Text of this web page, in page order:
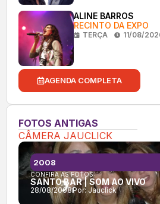
ALINE BARROS
RECINTO DA EXPO
TERÇA 11/08/
AGENDA COMPLETA
FOTOS ANTIGAS
CÂMERA JAUCLICK
CONFIRA AS FOTOS:
SANTO BAR | SOM AO VIVO
28/08/2008Por: Jauclick
2008